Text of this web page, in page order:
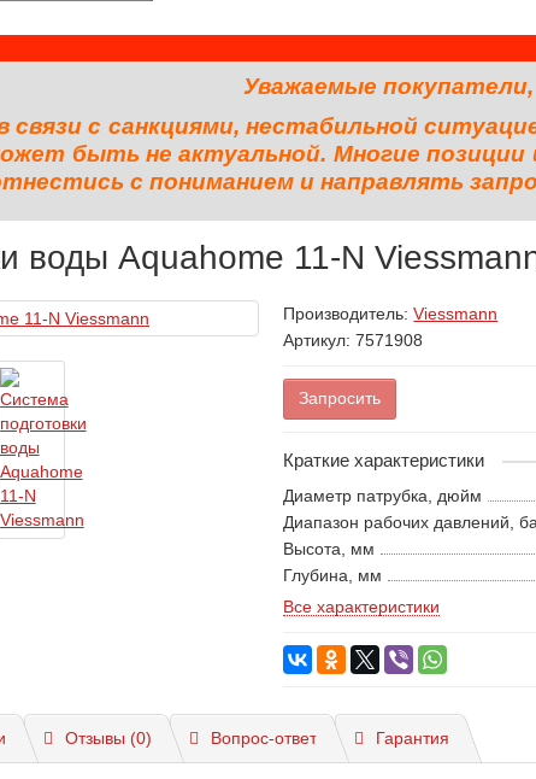
Уважаемые покупатели,
с санкциями, нестабильной
быть не актуальной. Многие позиции
с пониманием и направлять
воды Aquahome 11-N
Производитель:Viessmann
Артикул: 7571908
Запросить
Краткие характеристики
Диаметр патрубка, дюйм
Диапазон рабочих давлений,
Высота, мм
Глубина, мм
Все характеристики
Отзывы (0) Вопрос-ответ Гарантия